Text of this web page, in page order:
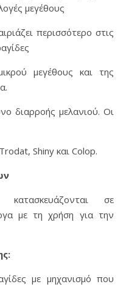
μεγέθους
περισσότερο στις
μεγέθους και της
διαρροής μελανιού. Οι
Shiny και Colop.
σε
με τη χρήση για την
με μηχανισμό που